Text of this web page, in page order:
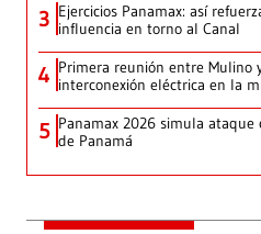
3 Ejercicios Panamax: así
influencia en torno al Canal
4 Primera reunión entre Mulino
interconexión eléctrica en la
5 Panamax 2026 simula
de Panamá